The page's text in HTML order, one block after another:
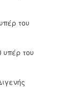
του
του